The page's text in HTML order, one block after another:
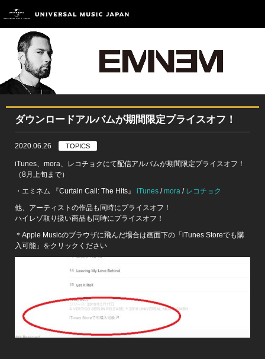
ダウンロードアルバムが期間限定プライスオフ！
2020.06.26 TOPICS
iTunes、mora、レコチョクにて配信アルバムが期間限定プライスオフ！
（8月上旬まで）
・エミネム 『Curtain Call: The Hits』 iTunes /mora / レコチョク
他、アーティストの作品も同時にプライスオフ！
ハイレゾ取り扱い商品も同時にプライスオフ！
＊Apple Musicのブラウザに飛んだ場合は画面下の「iTunes Storeでも購
入可能」をクリックください